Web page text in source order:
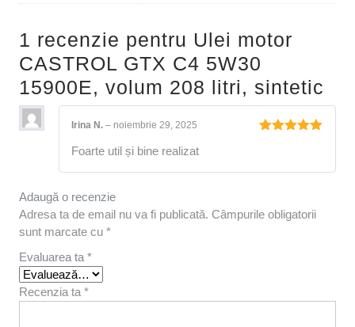
1 recenzie pentru Ulei motor
CASTROL GTX C4 5W30
15900E, volum 208 litri, sintetic
Irina N. – noiembrie 29, 2025
Foarte util și bine realizat
Adaugă o recenzie
Adresa ta de email nu va fi publicată. Câmpurile obligatorii
sunt marcate cu *
Evaluarea ta *
Recenzia ta *